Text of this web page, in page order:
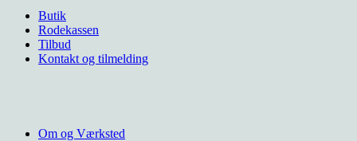
Butik
Rodekassen
Tilbud
Kontakt og tilmelding
Om og Værksted